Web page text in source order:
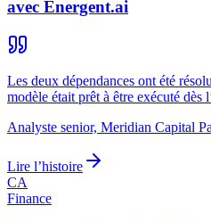
avec Energent.ai
Les deux dépendances ont été
modèle était prêt à être exécuté dès
Analyste senior, Meridian Capital
Lire l’histoire
CA
Finance